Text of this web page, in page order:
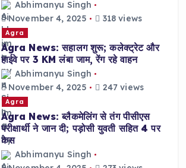
Abhimanyu Singh
November 4, 2025
318 views
Agra
Agra News: सहालग शुरू; कलेक्ट्रेट और
हाईवे पर 3 KM लंबा जाम, रेंग रहे वाहन
Abhimanyu Singh
November 4, 2025
247 views
Agra
Agra News: ब्लैकमेलिंग से तंग पीसीएस
परीक्षार्थी ने जान दी; पड़ोसी युवती सहित 4 पर
केस
Abhimanyu Singh